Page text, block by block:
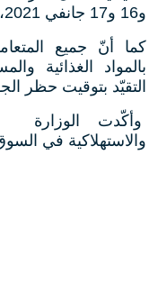
و16 و17 جانفي 2021، مع التقيّد بفترة حظر الجولان.
كما أنّ جميع
بالمواد الغذائية
التقيّد بتوقيت حظر
وأكّدت الوزارة
والاستهلاكية في